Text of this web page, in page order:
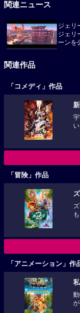
関連ニュース
ジェリ
ジェリ
ーンを
関連作品
「コメディ」作品
「冒険」作品
「アニメーション」作